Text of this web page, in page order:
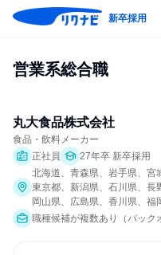
新卒採用
営業系総合職
丸大食品株式会社
食品・飲料メーカー
正社員
27年卒 新卒採用
北海道、青森県、岩手県、宮
東京都、新潟県、石川県、長
岡山県、広島県、香川県、福
職種候補が複数あり（バック